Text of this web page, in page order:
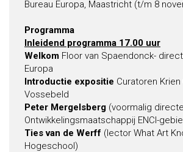
Bureau Europa, Maastricht (t/m 8
Programma
Inleidend programma 17.00 uur
Welkom Floor van Spaendonck-
Europa
Introductie expositie Curatoren
Vossebeld
Peter Mergelsberg (voormalig
Ontwikkelingsmaatschappij ENCI-
Ties van de Werff (lector What Art
Hogeschool)